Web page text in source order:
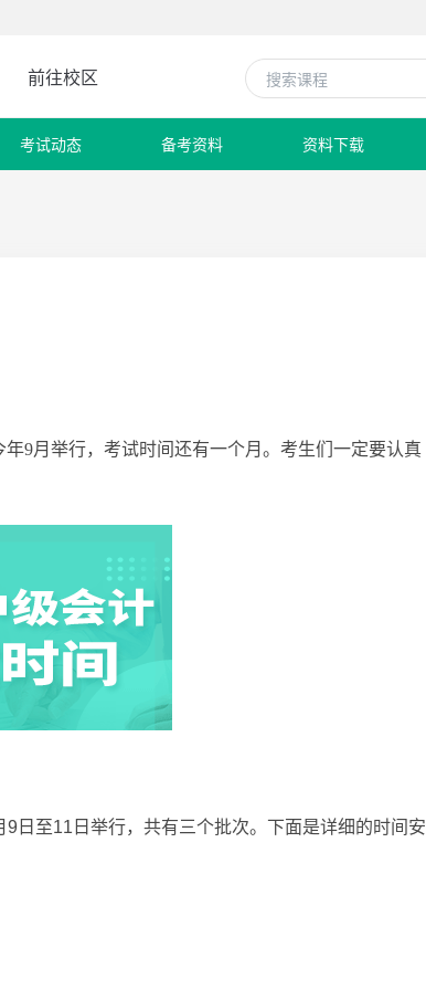
前往校区
考试动态 备考资料 资料下载
9月举行，考试时间还有一个月。考生们一定要认真
日至11日举行，共有三个批次。下面是详细的时间安